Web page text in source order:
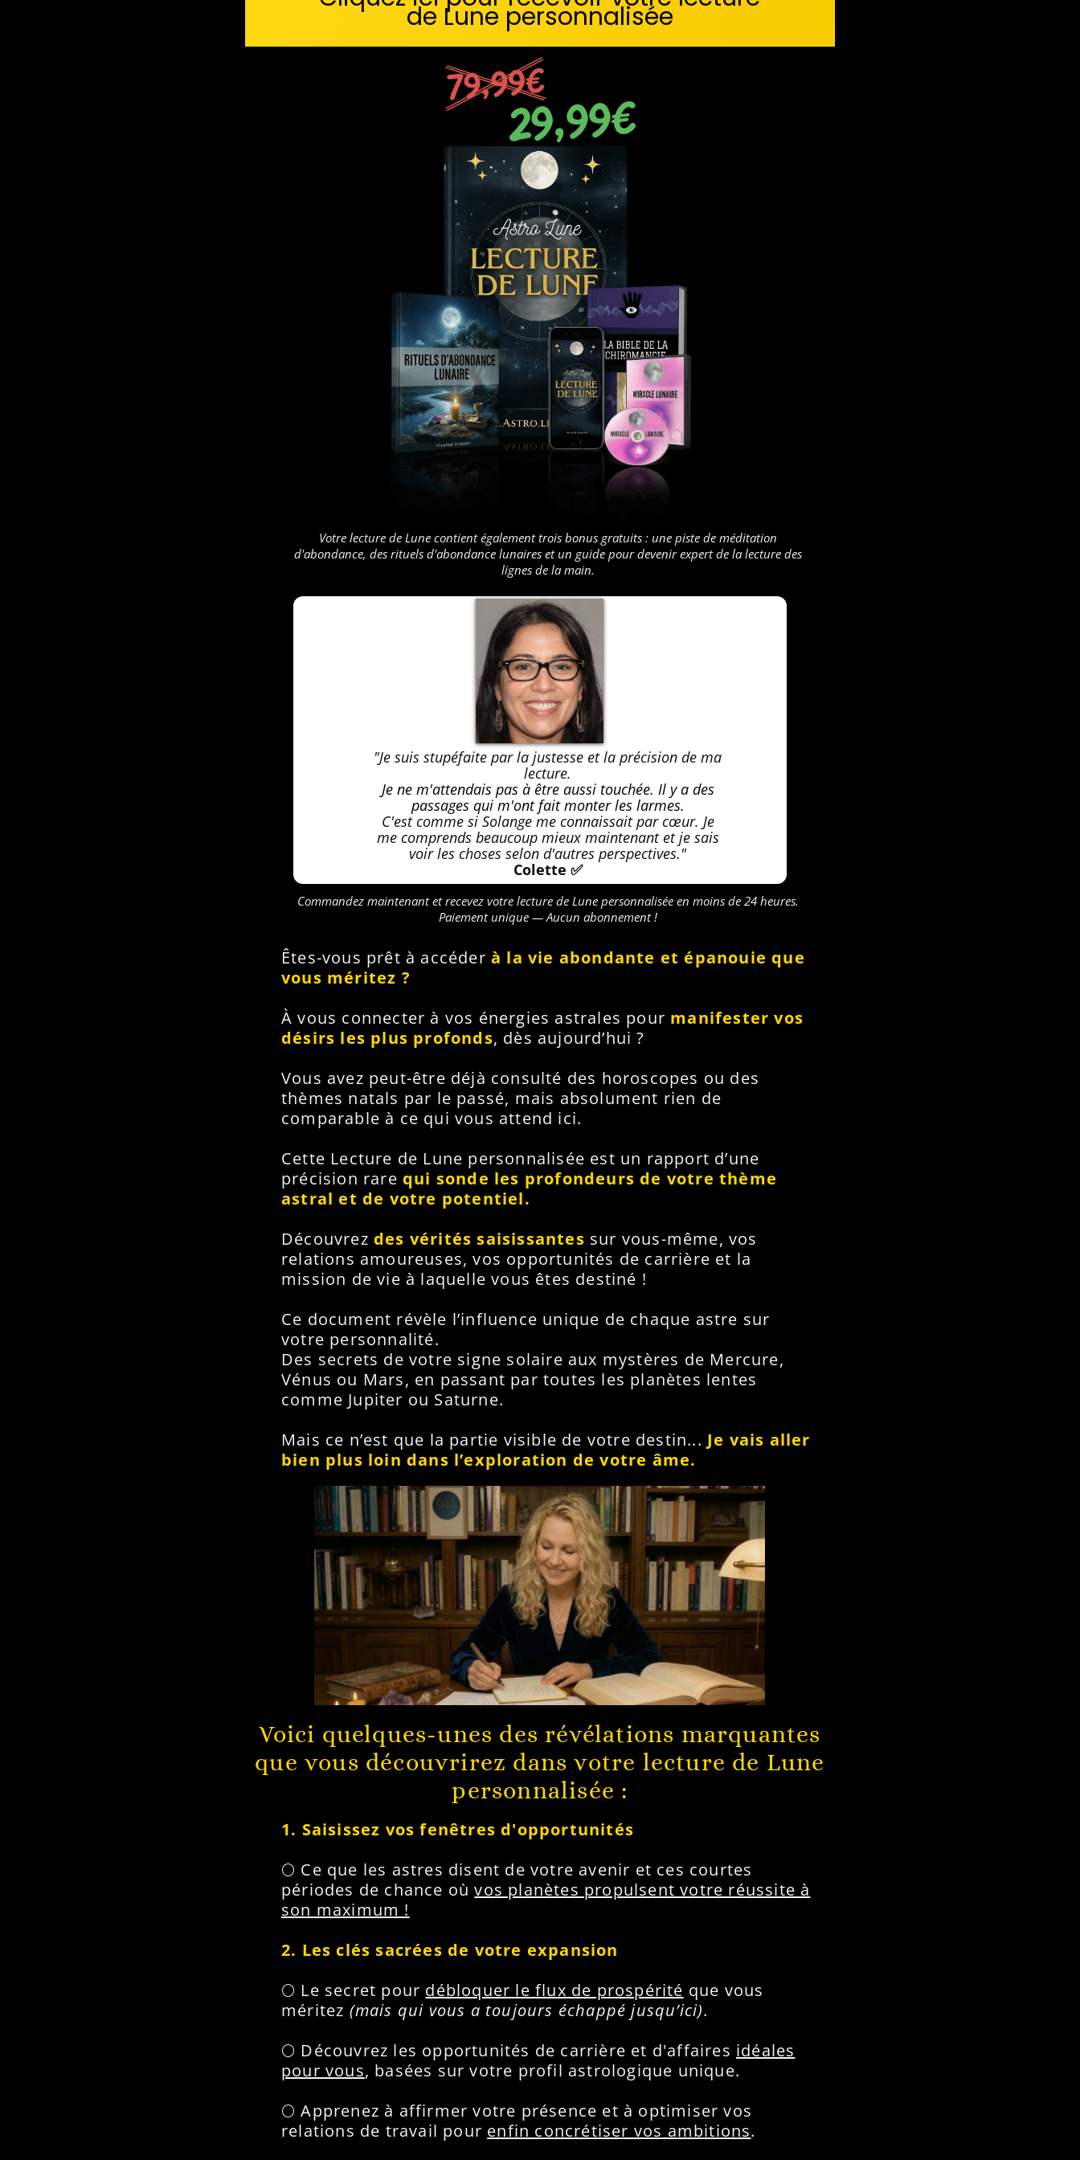
de Lune personnalisée
Votre lecture de Lune contient également trois bonus gratuits : une piste de méditation
d'abondance, des rituels d'abondance lunaires et un guide pour devenir expert de la lecture des
lignes de la main.
"Je suis stupéfaite par la justesse et la précision de ma
lecture.
Je ne m'attendais pas à être aussi touchée. Il y a des
passages qui m'ont fait monter les larmes.
C'est comme si Solange me connaissait par cœur. Je
me comprends beaucoup mieux maintenant et je sais
voir les choses selon d'autres perspectives."
Colette ✅
Commandez maintenant et recevez votre lecture de Lune personnalisée en moins de 24 heures.
Paiement unique — Aucun abonnement !
Êtes-vous prêt à accéder à la vie abondante et épanouie que
vous méritez ?
À vous connecter à vos énergies astrales pour manifester vos
désirs les plus profonds, dès aujourd’hui ?
Vous avez peut-être déjà consulté des horoscopes ou des
thèmes natals par le passé, mais absolument rien de
comparable à ce qui vous attend ici.
Cette Lecture de Lune personnalisée est un rapport d’une
précision rare qui sonde les profondeurs de votre thème
astral et de votre potentiel.
Découvrez des vérités saisissantes sur vous-même, vos
relations amoureuses, vos opportunités de carrière et la
mission de vie à laquelle vous êtes destiné !
Ce document révèle l’influence unique de chaque astre sur
votre personnalité.
Des secrets de votre signe solaire aux mystères de Mercure,
Vénus ou Mars, en passant par toutes les planètes lentes
comme Jupiter ou Saturne.
Mais ce n’est que la partie visible de votre destin... Je vais aller
bien plus loin dans l’exploration de votre âme.
Voici quelques-unes des révélations marquantes
que vous découvrirez dans votre lecture de Lune
personnalisée :
1. Saisissez vos fenêtres d'opportunités
🌕 Ce que les astres disent de votre avenir et ces courtes
périodes de chance oùvos planètes propulsent votre réussite à
son maximum !
2. Les clés sacrées de votre expansion
🌕 Le secret pour débloquer le flux de prospérité que vous
méritez (mais qui vous a toujours échappé jusqu’ici).
🌕 Découvrez les opportunités de carrière et d'affaires idéales
pour vous, basées sur votre profil astrologique unique.
🌕 Apprenez à affirmer votre présence et à optimiser vos
relations de travail pour enfin concrétiser vos ambitions.